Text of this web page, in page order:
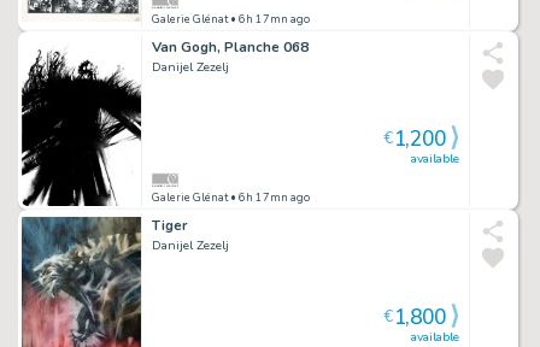
Galerie Glénat• 6h 17mn ago
Van Gogh, Planche 068
Danijel Zezelj
Galerie Glénat• 6h 17mn ago
available
€1,200
Tiger
Danijel Zezelj
available
€1,800